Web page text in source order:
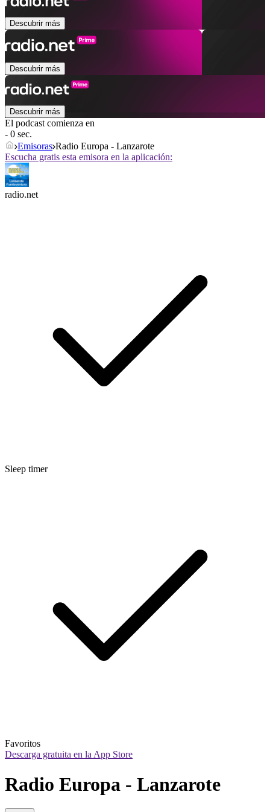
Descubrir más
Descubrir más
Descubrir más
El podcast comienza en
- 0 sec.
Emisoras Radio Europa - Lanzarote
Escucha gratis esta emisora en la aplicación:
radio.net
Sleep timer
Favoritos
Descarga gratuita en la App Store
Radio Europa - Lanzarote